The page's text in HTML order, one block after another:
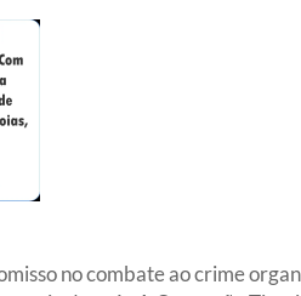
no combate ao crime